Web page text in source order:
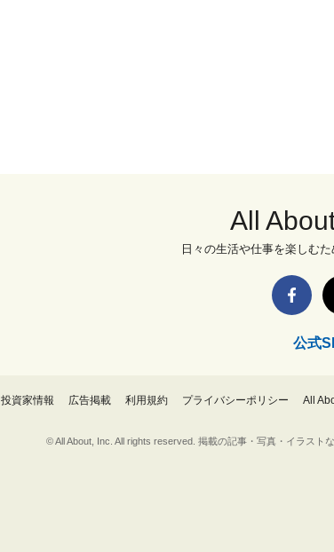
All
日々の生活や仕事を楽しむ
公式
投資家情報 広告掲載 利用規約 プライバシーポリシー All
© All About, Inc. All rights reserved. 掲載の記事・写真・イラス